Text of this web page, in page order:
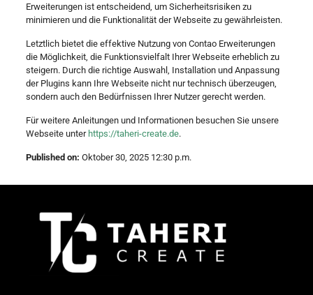
Erweiterungen ist entscheidend, um Sicherheitsrisiken zu
minimieren und die Funktionalität der Webseite zu gewährleisten.
Letztlich bietet die effektive Nutzung von Contao Erweiterungen
die Möglichkeit, die Funktionsvielfalt Ihrer Webseite erheblich zu
steigern. Durch die richtige Auswahl, Installation und Anpassung
der Plugins kann Ihre Webseite nicht nur technisch überzeugen,
sondern auch den Bedürfnissen Ihrer Nutzer gerecht werden.
Für weitere Anleitungen und Informationen besuchen Sie unsere
Webseite unter https://taheri-create.de.
Published on: Oktober 30, 2025 12:30 p.m.